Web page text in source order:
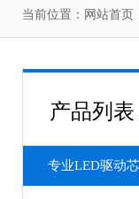
当前位置： 网站首页
产品列表